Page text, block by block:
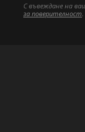
С въвеждане на
за поверителност.